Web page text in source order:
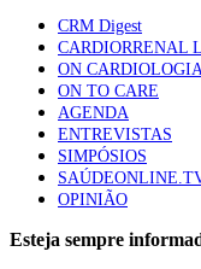
Trodelvy
mama triplo
elegíveis
61
MAIS NOTÍCIAS
CRM Digest
CARDIORRENAL
ON
ON TO CARE
AGENDA
ENTREVISTAS
SIMPÓSIOS
OPINIÃO
Esteja sempre